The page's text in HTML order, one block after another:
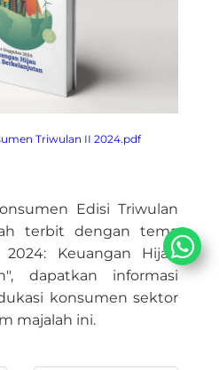
Triwulan II 2024.pdf
Edisi Triwulan
terbit dengan tema
Keuangan Hijau
dapatkan informasi
konsumen sektor
majalah ini.​​